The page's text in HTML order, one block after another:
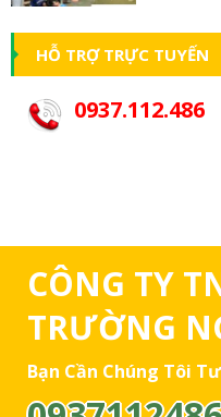
HỖ TRỢ TRỰC TUYẾN
0937.112.486
CÔNG TY
TRƯỜNG
Bạn Cần Chúng Tôi